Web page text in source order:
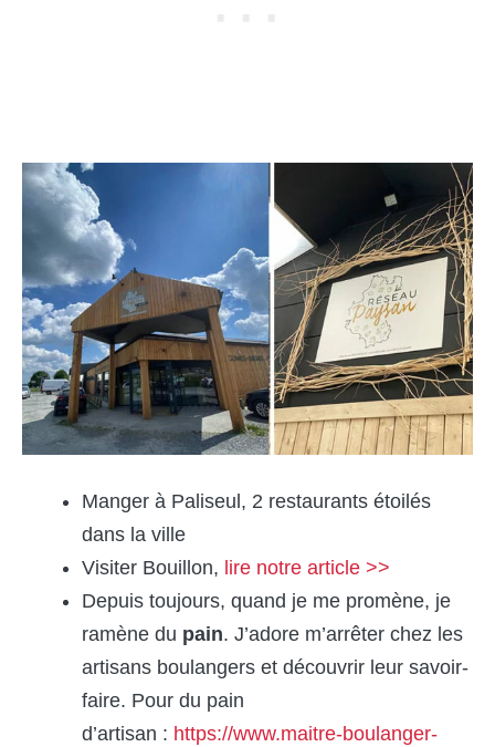
Manger à Paliseul, 2 restaurants étoilés
dans la ville
Visiter Bouillon, lire notre article >>
Depuis toujours, quand je me promène, je
ramène du pain. J’adore m’arrêter chez les
artisans boulangers et découvrir leur savoir-
faire. Pour du pain
d’artisan : https://www.maitre-boulanger-